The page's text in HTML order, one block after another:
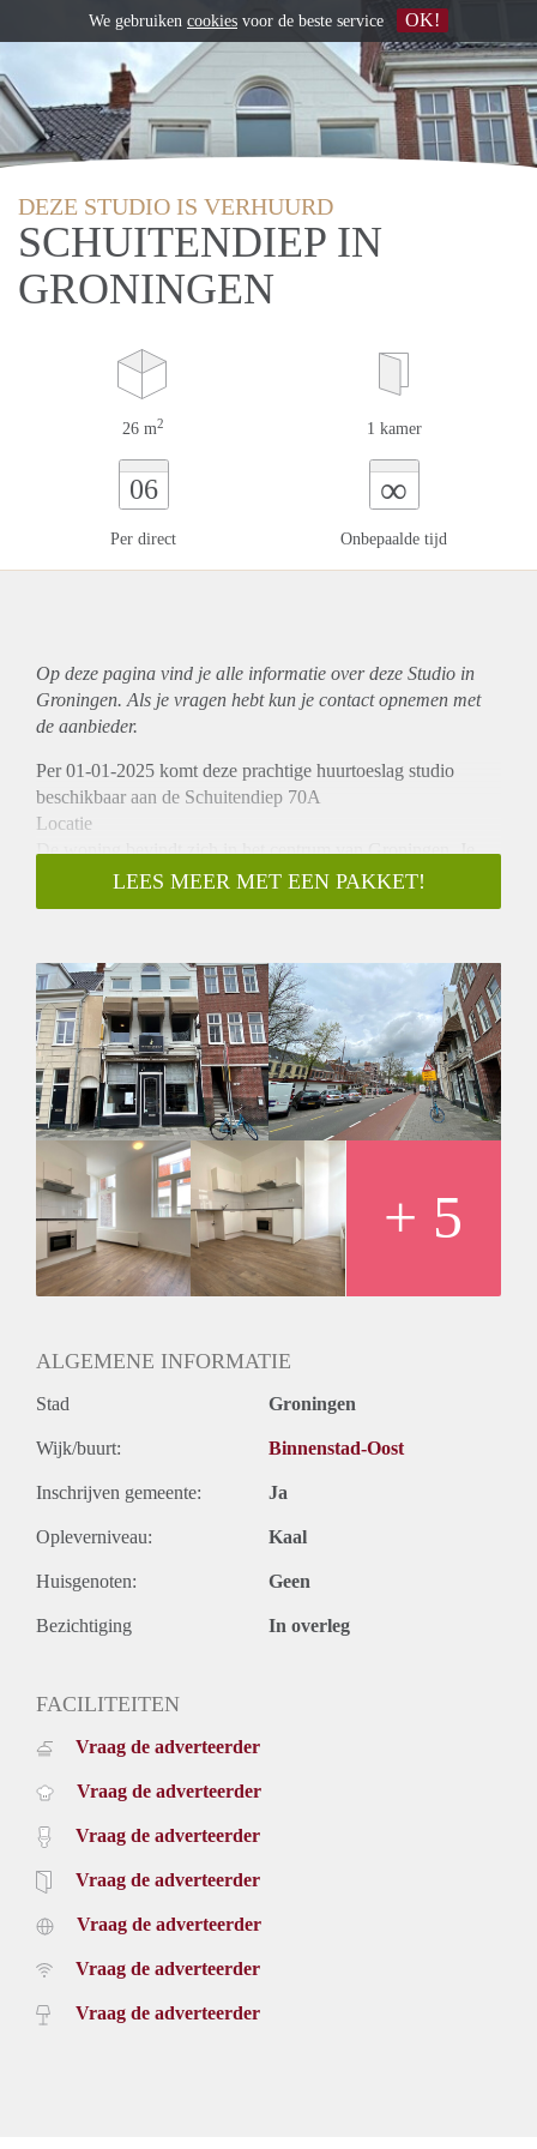
DEZE STUDIO IS VERHUURD
SCHUITENDIEP IN
GRONINGEN
26 m2 1 kamer
06
Per direct
∞
Onbepaalde tijd
Op deze pagina vind je alle informatie over deze Studio in
Groningen. Als je vragen hebt kun je contact opnemen met
de aanbieder.
Per 01-01-2025 komt deze prachtige huurtoeslag studio
beschikbaar aan de Schuitendiep 70A
Locatie
De woning bevindt zich in het centrum van Groningen. Je
vindt er een breed scala aan winkels, restaurants, cafés en
sportscholen vindt. Ook zijn belangrijke uitvalswegen, zoals
Bij binnenkomst kom je in de lichte woonkamer met een
open keuken, compleet uitgerust met een inductiekookplaat,
koelkast, combi-oven/magnetron en afzuigkap. Daarnaast
beschikt de badkamer over een toilet, douche en wastafel. En
is er een aparte slaapkamer aanwezig.
Huurprijs
De maandelijkse huur bedraagt €1.000,-, inclusief een
voorschot van €100,- voor gas, water, elektriciteit, internet en
televisie aansluiting. Huurtoeslag is dus mogelijk vanaf 01-
01-2025!
Vanwege het hoge aantal aanvragen kunnen we niet op
iedereen reageren. Wij nodigen doorgaans circa 5 kandidaten
uit voor een bezichtiging. We kunnen helaas niet iedereen
LEES MEER MET EEN PAKKET!
+ 5
ALGEMENE INFORMATIE
Stad Groningen
Wijk/buurt: Binnenstad-Oost
Inschrijven gemeente: Ja
Opleverniveau: Kaal
Huisgenoten: Geen
Bezichtiging In overleg
FACILITEITEN
Vraag de adverteerder
Vraag de adverteerder
Vraag de adverteerder
Vraag de adverteerder
Vraag de adverteerder
Vraag de adverteerder
Vraag de adverteerder
We gebruiken cookies voor de beste service OK!